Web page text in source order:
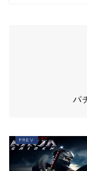
パ